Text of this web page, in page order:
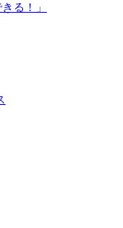
る！」